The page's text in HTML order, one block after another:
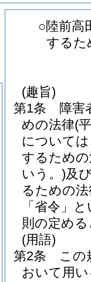
○陸前高
するた
(趣旨)
第1条
障害
めの法律(
について
するため
いう。)及
るための
「省令」
則の定め
(用語)
第2条
この
おいて用